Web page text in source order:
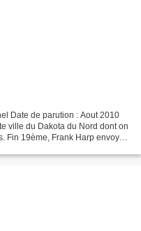
Date de parution : Aout 2010
ville du Dakota du Nord dont on
19ème, Frank Harp envoya